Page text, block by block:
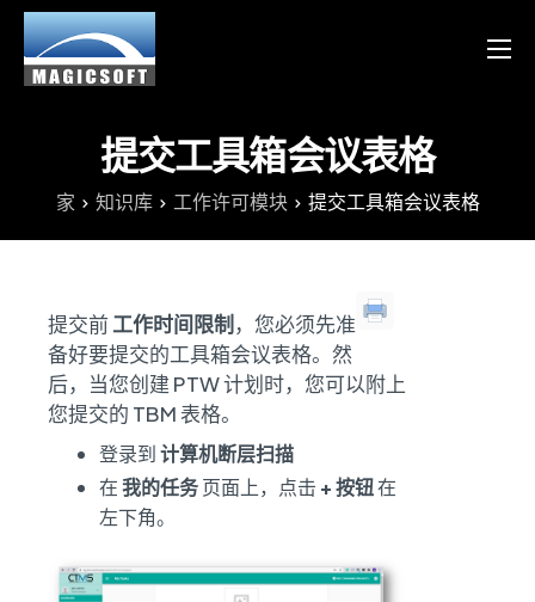
产品
博客
资源
English
提交工具箱会议表格
家 知识库 工作许可模块 提交工具箱会议表格
提交前 工作时间限制 ，您必须先准
备好要提交的工具箱会议表格。然
后，当您创建 PTW 计划时，您可以附上
您提交的 TBM 表格。
登录到计算机断层扫描
在我的任务页面上，点击 + 按钮在
左下角。